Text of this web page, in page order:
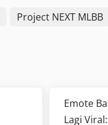
Project NEXT MLBB
Next
Emote
Lagi